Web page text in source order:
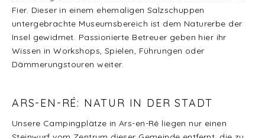
Fier. Dieser in einem ehemaligen Salzschuppen
untergebrachte Museumsbereich ist dem Naturerbe der
Insel gewidmet. Passionierte Betreuer geben hier ihr
Wissen in Workshops, Spielen, Führungen oder
Dämmerungstouren weiter.
ARS-EN-RÉ: NATUR IN DER STADT
Unsere Campingplätze in Ars-en-Ré liegen nur einen